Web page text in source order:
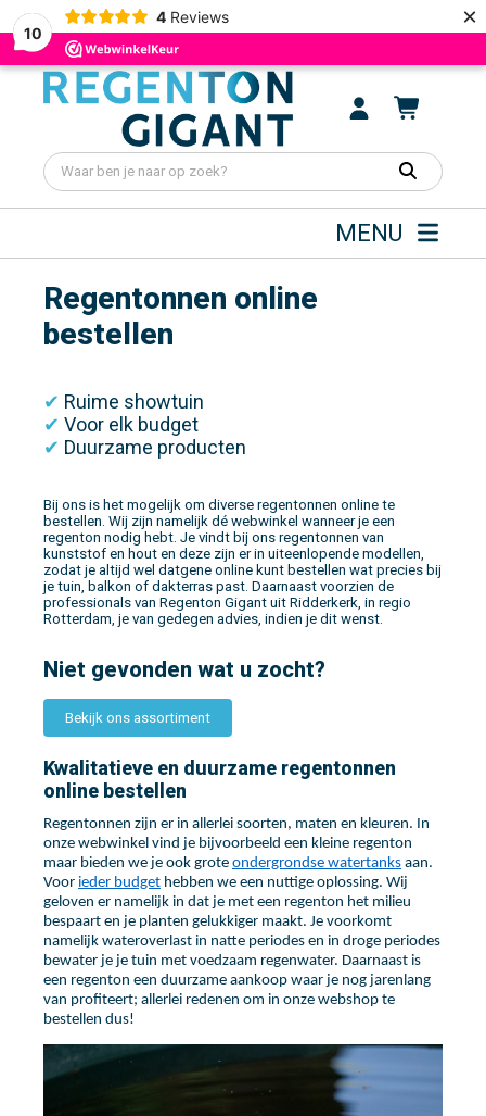
10
4 Reviews ×
MENU
Regentonnen online
bestellen
✔ Ruime showtuin
✔ Voor elk budget
✔ Duurzame producten
Bij ons is het mogelijk om diverse regentonnen online te
bestellen. Wij zijn namelijk dé webwinkel wanneer je een
regenton nodig hebt. Je vindt bij ons regentonnen van
kunststof en hout en deze zijn er in uiteenlopende modellen,
zodat je altijd wel datgene online kunt bestellen wat precies bij
je tuin, balkon of dakterras past. Daarnaast voorzien de
professionals van Regenton Gigant uit Ridderkerk, in regio
Rotterdam, je van gedegen advies, indien je dit wenst.
Niet gevonden wat u zocht?
Bekijk ons assortiment
Kwalitatieve en duurzame regentonnen
online bestellen
Regentonnen zijn er in allerlei soorten, maten en kleuren. In
onze webwinkel vind je bijvoorbeeld een kleine regenton
maar bieden we je ook grote ondergrondse watertanks aan.
Voor ieder budget hebben we een nuttige oplossing. Wij
geloven er namelijk in dat je met een regenton het milieu
bespaart en je planten gelukkiger maakt. Je voorkomt
namelijk wateroverlast in natte periodes en in droge periodes
bewater je je tuin met voedzaam regenwater. Daarnaast is
een regenton een duurzame aankoop waar je nog jarenlang
van profiteert; allerlei redenen om in onze webshop te
bestellen dus!